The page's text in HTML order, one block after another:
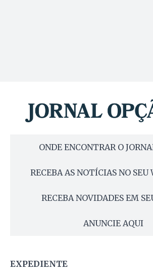
ONDE ENCONTRAR O
RECEBA AS NOTÍCIAS NO SEU
RECEBA NOVIDADES EM
ANUNCIE AQUI
EXPEDIENTE